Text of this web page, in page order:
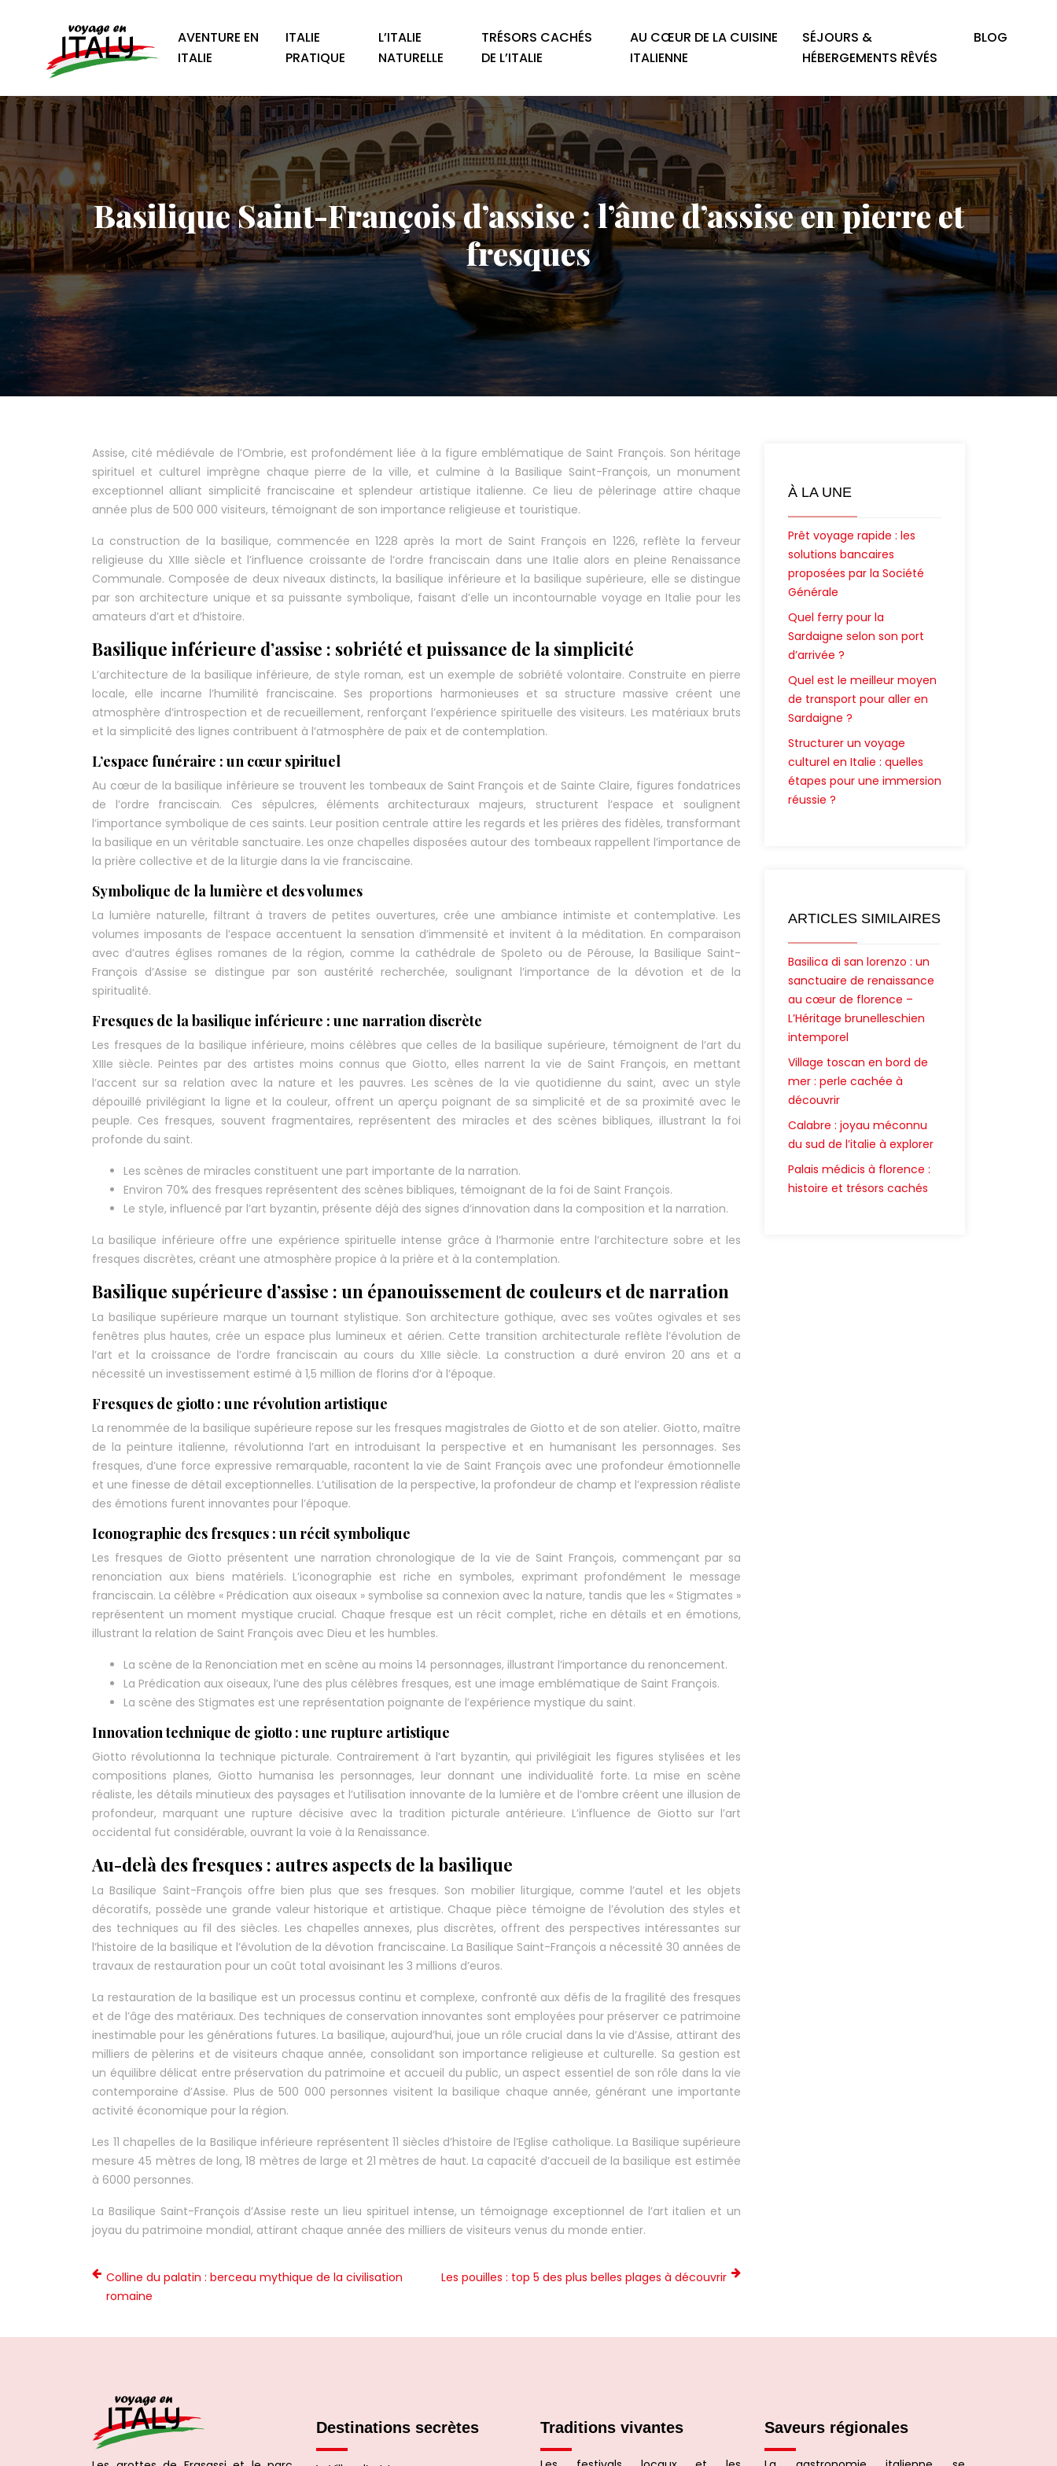
AVENTURE EN
ITALIE
ITALIE
PRATIQUE
L’ITALIE
NATURELLE
TRÉSORS CACHÉS
DE L’ITALIE
AU CŒUR DE LA CUISINE
ITALIENNE
SÉJOURS &
HÉBERGEMENTS RÊVÉS
BLOG
Basilique Saint-François d’assise : l’âme d’assise en pierre et
fresques
Assise, cité médiévale de l’Ombrie, est profondément liée à la figure emblématique de Saint François. Son héritage
spirituel et culturel imprègne chaque pierre de la ville, et culmine à la Basilique Saint-François, un monument
exceptionnel alliant simplicité franciscaine et splendeur artistique italienne. Ce lieu de pèlerinage attire chaque
année plus de 500 000 visiteurs, témoignant de son importance religieuse et touristique.
La construction de la basilique, commencée en 1228 après la mort de Saint François en 1226, reflète la ferveur
religieuse du XIIIe siècle et l’influence croissante de l’ordre franciscain dans une Italie alors en pleine Renaissance
Communale. Composée de deux niveaux distincts, la basilique inférieure et la basilique supérieure, elle se distingue
par son architecture unique et sa puissante symbolique, faisant d’elle un incontournable voyage en Italie pour les
amateurs d’art et d’histoire.
Basilique inférieure d’assise : sobriété et puissance de la simplicité
L’architecture de la basilique inférieure, de style roman, est un exemple de sobriété volontaire. Construite en pierre
locale, elle incarne l’humilité franciscaine. Ses proportions harmonieuses et sa structure massive créent une
atmosphère d’introspection et de recueillement, renforçant l’expérience spirituelle des visiteurs. Les matériaux bruts
et la simplicité des lignes contribuent à l’atmosphère de paix et de contemplation.
L’espace funéraire : un cœur spirituel
Au cœur de la basilique inférieure se trouvent les tombeaux de Saint François et de Sainte Claire, figures fondatrices
de l’ordre franciscain. Ces sépulcres, éléments architecturaux majeurs, structurent l’espace et soulignent
l’importance symbolique de ces saints. Leur position centrale attire les regards et les prières des fidèles, transformant
la basilique en un véritable sanctuaire. Les onze chapelles disposées autour des tombeaux rappellent l’importance de
la prière collective et de la liturgie dans la vie franciscaine.
Symbolique de la lumière et des volumes
La lumière naturelle, filtrant à travers de petites ouvertures, crée une ambiance intimiste et contemplative. Les
volumes imposants de l’espace accentuent la sensation d’immensité et invitent à la méditation. En comparaison
avec d’autres églises romanes de la région, comme la cathédrale de Spoleto ou de Pérouse, la Basilique Saint-
François d’Assise se distingue par son austérité recherchée, soulignant l’importance de la dévotion et de la
spiritualité.
Fresques de la basilique inférieure : une narration discrète
Les fresques de la basilique inférieure, moins célèbres que celles de la basilique supérieure, témoignent de l’art du
XIIIe siècle. Peintes par des artistes moins connus que Giotto, elles narrent la vie de Saint François, en mettant
l’accent sur sa relation avec la nature et les pauvres. Les scènes de la vie quotidienne du saint, avec un style
dépouillé privilégiant la ligne et la couleur, offrent un aperçu poignant de sa simplicité et de sa proximité avec le
peuple. Ces fresques, souvent fragmentaires, représentent des miracles et des scènes bibliques, illustrant la foi
profonde du saint.
Les scènes de miracles constituent une part importante de la narration.
Environ 70% des fresques représentent des scènes bibliques, témoignant de la foi de Saint François.
Le style, influencé par l’art byzantin, présente déjà des signes d’innovation dans la composition et la narration.
La basilique inférieure offre une expérience spirituelle intense grâce à l’harmonie entre l’architecture sobre et les
fresques discrètes, créant une atmosphère propice à la prière et à la contemplation.
Basilique supérieure d’assise : un épanouissement de couleurs et de narration
La basilique supérieure marque un tournant stylistique. Son architecture gothique, avec ses voûtes ogivales et ses
fenêtres plus hautes, crée un espace plus lumineux et aérien. Cette transition architecturale reflète l’évolution de
l’art et la croissance de l’ordre franciscain au cours du XIIIe siècle. La construction a duré environ 20 ans et a
nécessité un investissement estimé à 1,5 million de florins d’or à l’époque.
Fresques de giotto : une révolution artistique
La renommée de la basilique supérieure repose sur les fresques magistrales de Giotto et de son atelier. Giotto, maître
de la peinture italienne, révolutionna l’art en introduisant la perspective et en humanisant les personnages. Ses
fresques, d’une force expressive remarquable, racontent la vie de Saint François avec une profondeur émotionnelle
et une finesse de détail exceptionnelles. L’utilisation de la perspective, la profondeur de champ et l’expression réaliste
des émotions furent innovantes pour l’époque.
Iconographie des fresques : un récit symbolique
Les fresques de Giotto présentent une narration chronologique de la vie de Saint François, commençant par sa
renonciation aux biens matériels. L’iconographie est riche en symboles, exprimant profondément le message
franciscain. La célèbre « Prédication aux oiseaux » symbolise sa connexion avec la nature, tandis que les « Stigmates »
représentent un moment mystique crucial. Chaque fresque est un récit complet, riche en détails et en émotions,
illustrant la relation de Saint François avec Dieu et les humbles.
La scène de la Renonciation met en scène au moins 14 personnages, illustrant l’importance du renoncement.
La Prédication aux oiseaux, l’une des plus célèbres fresques, est une image emblématique de Saint François.
La scène des Stigmates est une représentation poignante de l’expérience mystique du saint.
Innovation technique de giotto : une rupture artistique
Giotto révolutionna la technique picturale. Contrairement à l’art byzantin, qui privilégiait les figures stylisées et les
compositions planes, Giotto humanisa les personnages, leur donnant une individualité forte. La mise en scène
réaliste, les détails minutieux des paysages et l’utilisation innovante de la lumière et de l’ombre créent une illusion de
profondeur, marquant une rupture décisive avec la tradition picturale antérieure. L’influence de Giotto sur l’art
occidental fut considérable, ouvrant la voie à la Renaissance.
Au-delà des fresques : autres aspects de la basilique
La Basilique Saint-François offre bien plus que ses fresques. Son mobilier liturgique, comme l’autel et les objets
décoratifs, possède une grande valeur historique et artistique. Chaque pièce témoigne de l’évolution des styles et
des techniques au fil des siècles. Les chapelles annexes, plus discrètes, offrent des perspectives intéressantes sur
l’histoire de la basilique et l’évolution de la dévotion franciscaine. La Basilique Saint-François a nécessité 30 années de
travaux de restauration pour un coût total avoisinant les 3 millions d’euros.
La restauration de la basilique est un processus continu et complexe, confronté aux défis de la fragilité des fresques
et de l’âge des matériaux. Des techniques de conservation innovantes sont employées pour préserver ce patrimoine
inestimable pour les générations futures. La basilique, aujourd’hui, joue un rôle crucial dans la vie d’Assise, attirant des
milliers de pèlerins et de visiteurs chaque année, consolidant son importance religieuse et culturelle. Sa gestion est
un équilibre délicat entre préservation du patrimoine et accueil du public, un aspect essentiel de son rôle dans la vie
contemporaine d’Assise. Plus de 500 000 personnes visitent la basilique chaque année, générant une importante
activité économique pour la région.
Les 11 chapelles de la Basilique inférieure représentent 11 siècles d’histoire de l’Eglise catholique. La Basilique supérieure
mesure 45 mètres de long, 18 mètres de large et 21 mètres de haut. La capacité d’accueil de la basilique est estimée
à 6000 personnes.
La Basilique Saint-François d’Assise reste un lieu spirituel intense, un témoignage exceptionnel de l’art italien et un
joyau du patrimoine mondial, attirant chaque année des milliers de visiteurs venus du monde entier.
Colline du palatin : berceau mythique de la civilisation
romaine
Les pouilles : top 5 des plus belles plages à découvrir
À LA UNE
Prêt voyage rapide : les
solutions bancaires
proposées par la Société
Générale
Quel ferry pour la
Sardaigne selon son port
d’arrivée ?
Quel est le meilleur moyen
de transport pour aller en
Sardaigne ?
Structurer un voyage
culturel en Italie : quelles
étapes pour une immersion
réussie ?
ARTICLES SIMILAIRES
Basilica di san lorenzo : un
sanctuaire de renaissance
au cœur de florence –
L’Héritage brunelleschien
intemporel
Village toscan en bord de
mer : perle cachée à
découvrir
Calabre : joyau méconnu
du sud de l’italie à explorer
Palais médicis à florence :
histoire et trésors cachés
Destinations secrètes Traditions vivantes Saveurs régionales